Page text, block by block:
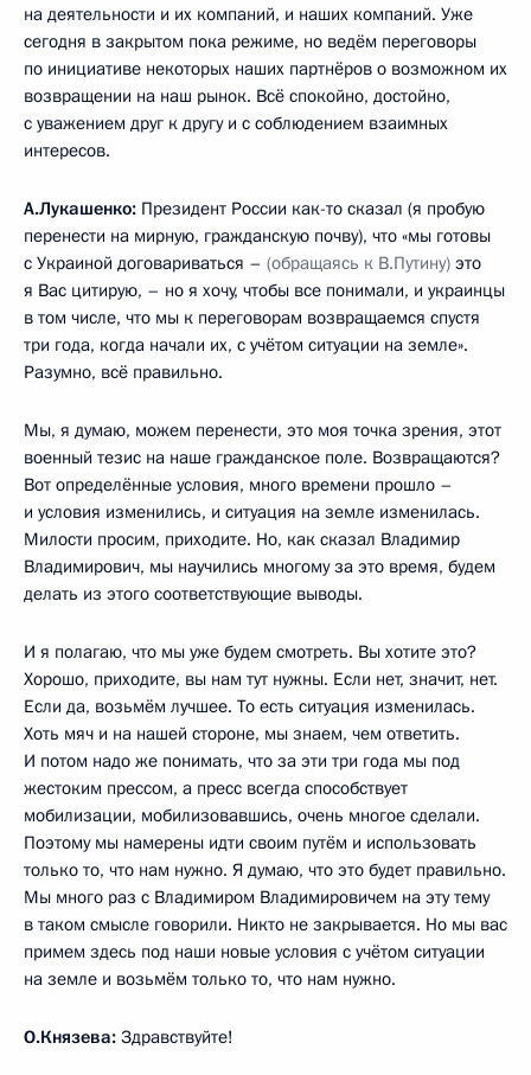
на деятельности и их компаний, и наших компаний. Уже
сегодня в закрытом пока режиме, но ведём переговоры
по инициативе некоторых наших партнёров о возможном их
возвращении на наш рынок. Всё спокойно, достойно,
с уважением друг к другу и с соблюдением взаимных
интересов.
А.Лукашенко: Президент России как-то сказал (я пробую
перенести на мирную, гражданскую почву), что «мы готовы
с Украиной договариваться – (обращаясь к В.Путину) это
я Вас цитирую, – но я хочу, чтобы все понимали, и украинцы
в том числе, что мы к переговорам возвращаемся спустя
три года, когда начали их, с учётом ситуации на земле».
Разумно, всё правильно.
Мы, я думаю, можем перенести, это моя точка зрения, этот
военный тезис на наше гражданское поле. Возвращаются?
Вот определённые условия, много времени прошло –
и условия изменились, и ситуация на земле изменилась.
Милости просим, приходите. Но, как сказал Владимир
Владимирович, мы научились многому за это время, будем
делать из этого соответствующие выводы.
И я полагаю, что мы уже будем смотреть. Вы хотите это?
Хорошо, приходите, вы нам тут нужны. Если нет, значит, нет.
Если да, возьмём лучшее. То есть ситуация изменилась.
Хоть мяч и на нашей стороне, мы знаем, чем ответить.
И потом надо же понимать, что за эти три года мы под
жестоким прессом, а пресс всегда способствует
мобилизации, мобилизовавшись, очень многое сделали.
Поэтому мы намерены идти своим путём и использовать
только то, что нам нужно. Я думаю, что это будет правильно.
Мы много раз с Владимиром Владимировичем на эту тему
в таком смысле говорили. Никто не закрывается. Но мы вас
примем здесь под наши новые условия с учётом ситуации
на земле и возьмём только то, что нам нужно.
О.Князева: Здравствуйте!